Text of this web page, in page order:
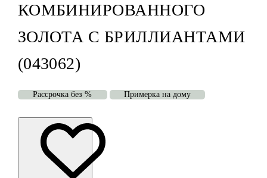
КОМБИНИРОВАННОГО
ЗОЛОТА С БРИЛЛИАНТАМИ
(043062)
Рассрочка без % Примерка на дому